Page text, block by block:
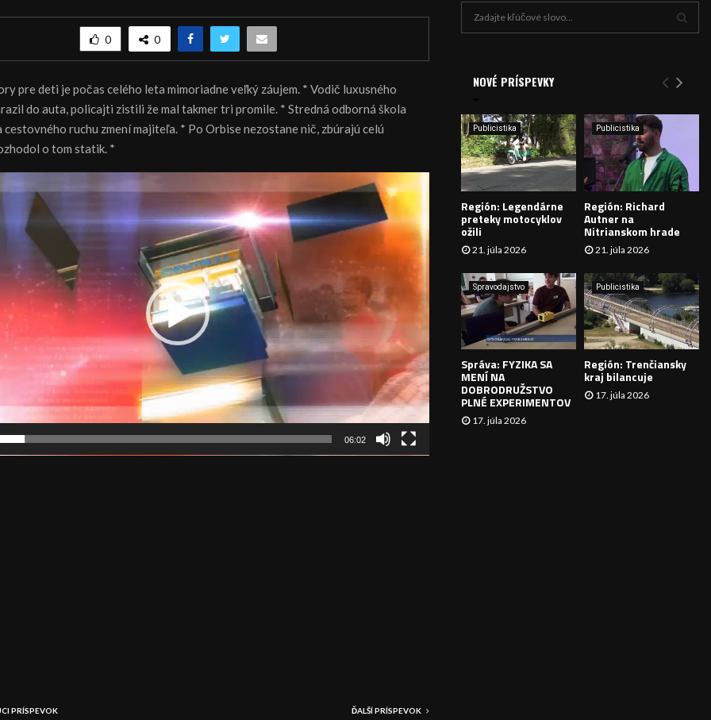
0 0
pre deti je počas celého leta mimoriadne veľký záujem. * Vodič luxusného
do auta, policajti zistili že mal takmer tri promile. * Stredná odborná škola
ruchu zmení majiteľa. * Po Orbise nezostane nič, zbúrajú celú
o tom statik. *
06:02
PRÍSPEVOK ĎALŠÍ PRÍSPEVOK
e
:
Y
H
A
Á
V
A
N
I
NOVÉ PRÍSPEVKY
Publicistika
Región: Legendárne
preteky motocyklov
ožili
21. júla 2026
Publicistika
Región: Richard
Autner na
Nitrianskom hrade
21. júla 2026
Spravodajstvo
Správa: FYZIKA SA
MENÍ NA
DOBRODRUŽSTVO
PLNÉ EXPERIMENTOV
17. júla 2026
Publicistika
Región: Trenčiansky
kraj bilancuje
17. júla 2026